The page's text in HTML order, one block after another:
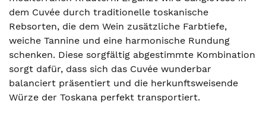
dem Cuvée durch traditionelle toskanische
Rebsorten, die dem Wein zusätzliche Farbtiefe,
weiche Tannine und eine harmonische Rundung
schenken. Diese sorgfältig abgestimmte Kombination
sorgt dafür, dass sich das Cuvée wunderbar
balanciert präsentiert und die herkunftsweisende
Würze der Toskana perfekt transportiert.